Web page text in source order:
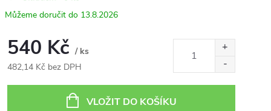
13.8.2026
540 Kč / ks
482,14 Kč bez DPH
VLOŽIT DO KOŠÍKU